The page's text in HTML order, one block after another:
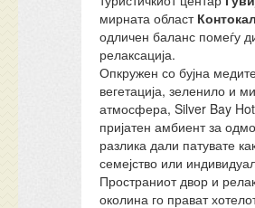
мирната област
одличен баланс помеѓу
релаксација.
Опкружен со бујна
вегетација, зеленило и
атмосфера, Silver Bay
пријатен амбиент за
разлика дали патувате
семејство или
Пространиот двор и
околина го прават